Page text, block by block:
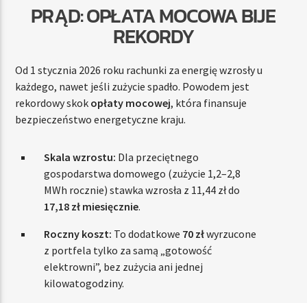
PRĄD: OPŁATA MOCOWA BIJE
REKORDY
Od 1 stycznia 2026 roku rachunki za energię wzrosły u
każdego, nawet jeśli zużycie spadło. Powodem jest
rekordowy skok opłaty mocowej, która finansuje
bezpieczeństwo energetyczne kraju.
Skala wzrostu: Dla przeciętnego
gospodarstwa domowego (zużycie 1,2–2,8
MWh rocznie) stawka wzrosła z 11,44 zł do
17,18 zł miesięcznie.
Roczny koszt: To dodatkowe 70 złwyrzucone
z portfela tylko za samą „gotowość
elektrowni”, bez zużycia ani jednej
kilowatogodziny.